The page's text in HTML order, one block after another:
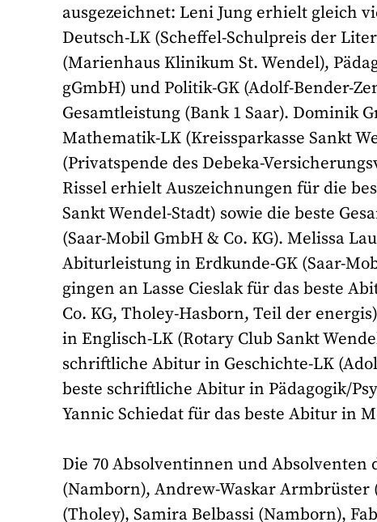
ausgezeichnet: Leni Jung erhielt gleich
Deutsch-LK (Scheffel-Schulpreis der
(Marienhaus Klinikum St. Wendel),
gGmbH) und Politik-GK (Adolf-Bender-
Gesamtleistung (Bank 1 Saar). Dominik
Mathematik-LK (Kreissparkasse Sankt
(Privatspende des Debeka-
Rissel erhielt Auszeichnungen für die
Sankt Wendel-Stadt) sowie die beste
(Saar-Mobil GmbH & Co. KG). Melissa
Abiturleistung in Erdkunde-GK (Saar-
gingen an Lasse Cieslak für das beste
Co. KG, Tholey-Hasborn, Teil der
in Englisch-LK (Rotary Club Sankt
schriftliche Abitur in Geschichte-LK
beste schriftliche Abitur in Pädagogik/
Yannic Schiedat für das beste Abitur in
Die 70 Absolventinnen und Absolventen
(Namborn), Andrew-Waskar Armbrüster
(Tholey), Samira Belbassi (Namborn),